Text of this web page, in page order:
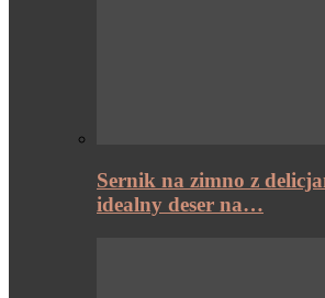
Sernik na zimno z
idealny deser na…